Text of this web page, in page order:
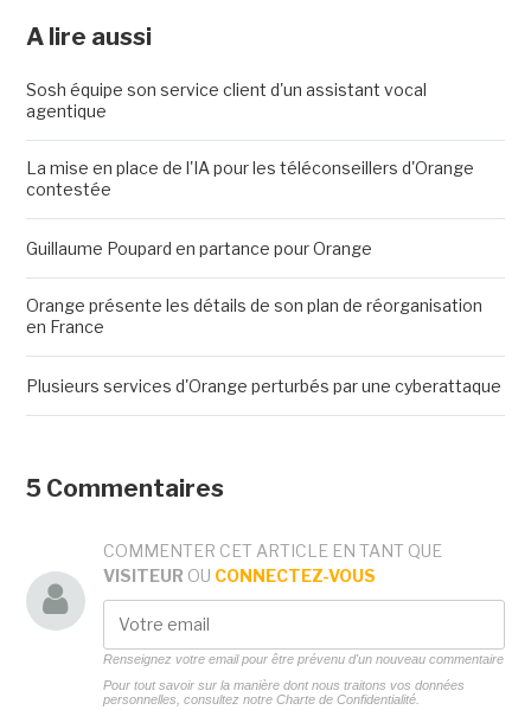
A lire aussi
Sosh équipe son service client d'un assistant vocal
agentique
La mise en place de l'IA pour les téléconseillers d'Orange
contestée
Guillaume Poupard en partance pour Orange
Orange présente les détails de son plan de réorganisation
en France
Plusieurs services d'Orange perturbés par une cyberattaque
5 Commentaires
COMMENTER CET ARTICLE EN TANT QUE
VISITEUR OU CONNECTEZ-VOUS
Renseignez votre email pour être prévenu d'un nouveau commentaire
Pour tout savoir sur la manière dont nous traitons vos données
personnelles, consultez notre Charte de Confidentialité.